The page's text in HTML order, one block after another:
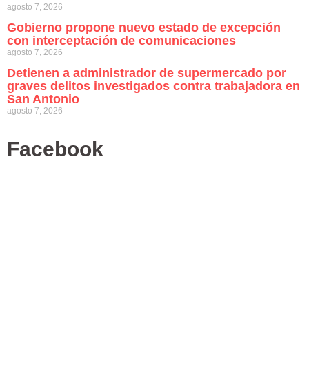
agosto 7, 2026
Gobierno propone nuevo estado de excepción
con interceptación de comunicaciones
agosto 7, 2026
Detienen a administrador de supermercado por
graves delitos investigados contra trabajadora en
San Antonio
agosto 7, 2026
Facebook